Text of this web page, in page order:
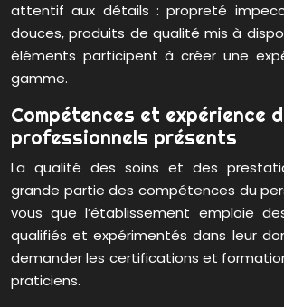
attentif aux détails : propreté
douces, produits de qualité mis à
éléments participent à créer une
gamme.
Compétences et expérience
professionnels présents
La qualité des soins et des
grande partie des compétences du
vous que l’établissement emploie
qualifiés et expérimentés dans leur
demander les certifications et
praticiens.